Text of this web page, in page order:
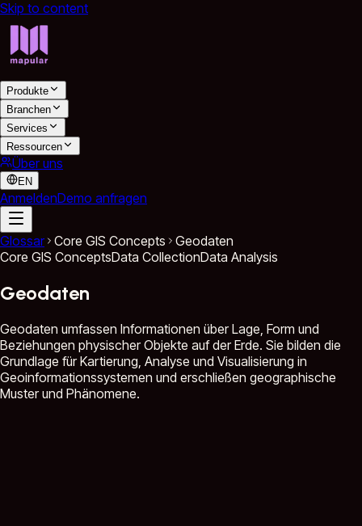
Skip to content
Produkte
Branchen
Services
Ressourcen
Über uns
EN
AnmeldenDemo anfragen
Glossar Core GIS Concepts
Geodaten
Core GIS ConceptsData CollectionData Analysis
Geodaten
Geodaten umfassen Informationen über Lage, Form und
Beziehungen physischer Objekte auf der Erde. Sie bilden die
Grundlage für Kartierung, Analyse und Visualisierung in
Geoinformationssystemen und erschließen geographische
Muster und Phänomene.